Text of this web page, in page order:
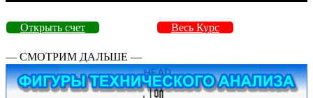
Открыть счет Весь Курс
— СМОТРИМ ДАЛЬШЕ —